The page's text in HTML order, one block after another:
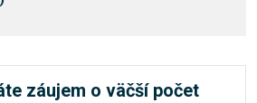
záujem o väčší počet